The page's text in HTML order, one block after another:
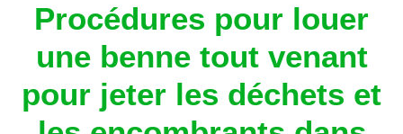
Procédures pour louer
une benne tout venant
pour jeter les déchets et